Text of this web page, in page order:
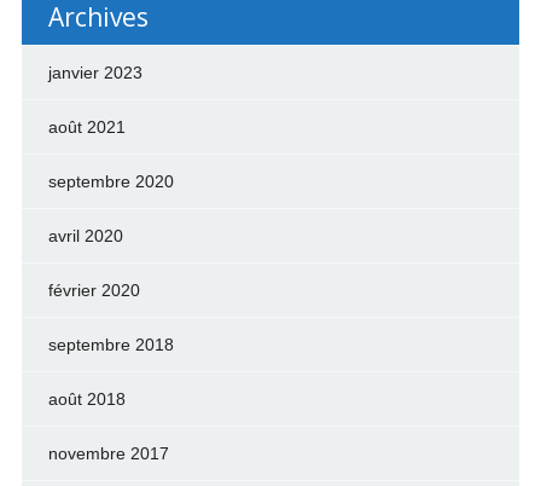
Archives
janvier 2023
août 2021
septembre 2020
avril 2020
février 2020
septembre 2018
août 2018
novembre 2017